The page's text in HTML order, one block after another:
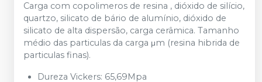
Carga com copolimeros de resina , dióxido de silício,
quartzo, silicato de bário de alumínio, dióxido de
silicato de alta dispersão, carga cerâmica. Tamanho
médio das particulas da carga μm (resina hibrida de
particulas finas).
Dureza Vickers: 65,69Mpa